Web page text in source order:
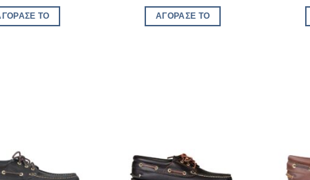
was:
€109,95.
ΤΟ
was:
€109,95.
ΑΓΌΡΑΣΈ ΤΟ